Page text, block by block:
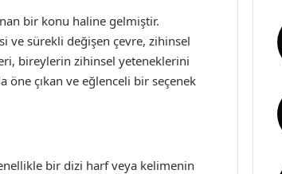
bir konu haline gelmiştir.
ve sürekli değişen çevre, zihinsel
bireylerin zihinsel yeteneklerini
öne çıkan ve eğlenceli bir seçenek
bir dizi harf veya kelimenin